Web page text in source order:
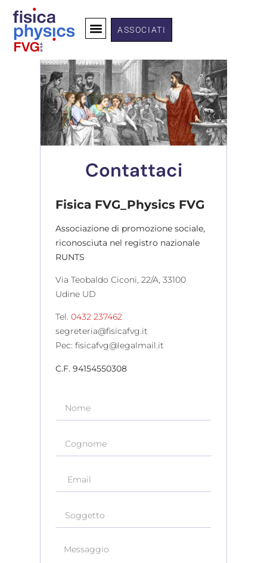
ASSOCIATI
Contattaci
Fisica FVG_Physics FVG
Associazione di promozione sociale,
riconosciuta nel registro nazionale
RUNTS
Via Teobaldo Ciconi, 22/A, 33100
Udine UD
Tel.0432 237462
segreteria@fisicafvg.it
Pec: fisicafvg@legalmail.it
C.F. 94154550308